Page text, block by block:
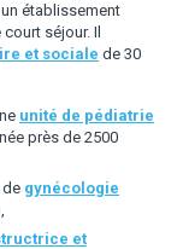
établissement
séjour. Il
et sociale de 30
unité de pédiatrie
près de 2500
de gynécologie
et